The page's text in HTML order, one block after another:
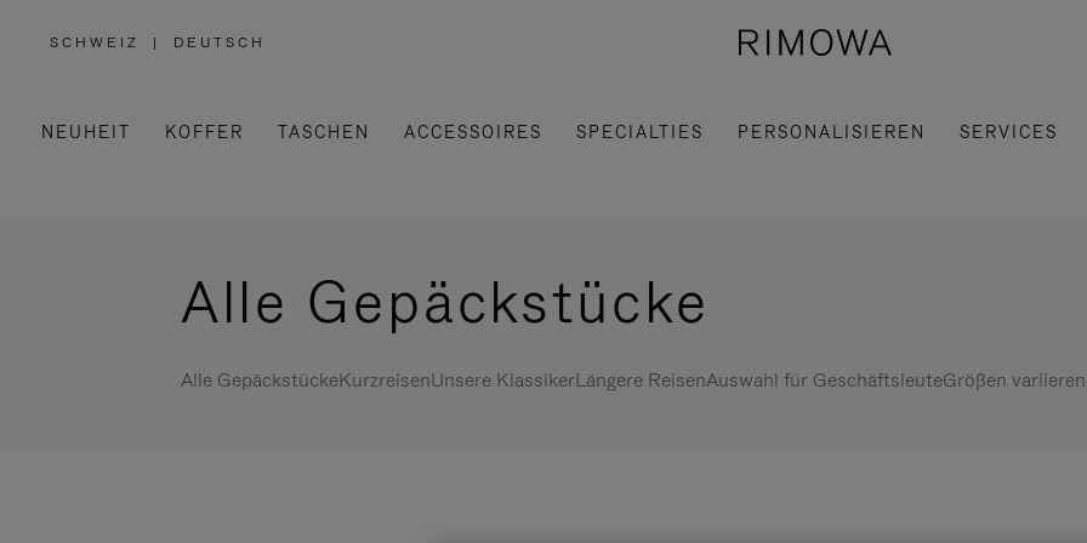
SCHWEIZ
,
AUS
| DEUTSCH
NEUHEIT KOFFER TASCHEN ACCESSOIRES SPECIALTIES PERSONALISIEREN SERVICES
Alle Gepäckstücke
Alle GepäckstückeKurzreisenUnsere KlassikerLängere ReisenAuswahl für GeschäftsleuteGrößen